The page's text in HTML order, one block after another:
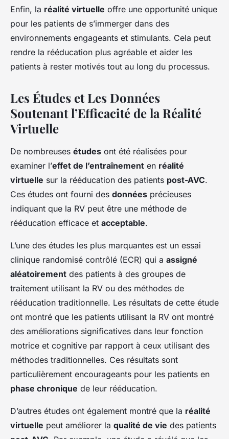
Enfin, la réalité virtuelle offre une opportunité unique
pour les patients de s’immerger dans des
environnements engageants et stimulants. Cela peut
rendre la rééducation plus agréable et aider les
patients à rester motivés tout au long du processus.
Les Études et Les Données
Soutenant l’Efficacité de la Réalité
Virtuelle
De nombreuses études ont été réalisées pour
examiner l’effet de l’entraînement en réalité
virtuelle sur la rééducation des patients post-AVC.
Ces études ont fourni des données précieuses
indiquant que la RV peut être une méthode de
rééducation efficace et acceptable.
L’une des études les plus marquantes est un essai
clinique randomisé contrôlé (ECR) qui a assigné
aléatoirement des patients à des groupes de
traitement utilisant la RV ou des méthodes de
rééducation traditionnelle. Les résultats de cette étude
ont montré que les patients utilisant la RV ont montré
des améliorations significatives dans leur fonction
motrice et cognitive par rapport à ceux utilisant des
méthodes traditionnelles. Ces résultats sont
particulièrement encourageants pour les patients en
phase chronique de leur rééducation.
D’autres études ont également montré que la réalité
virtuelle peut améliorer la qualité de vie des patients